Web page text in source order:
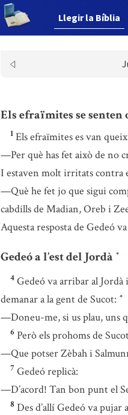
Llegir la Bíblia
Els efraïmites se senten
1 Els efraïmites es van
—Per què has fet això de no
I estaven molt irritats contra
—Què he fet jo que sigui
cabdills de Madian, Oreb i
Aquesta resposta de Gedeó
Gedeó a l’est del Jordà *
4 Gedeó va arribar al Jordà
demanar a la gent de Sucot: *
—Doneu-me, si us plau, uns
6 Però els prohoms de
—Que potser Zèbah i
7 Gedeó replicà:
—D’acord! Tan bon punt el
8 Des d’allí Gedeó va pujar